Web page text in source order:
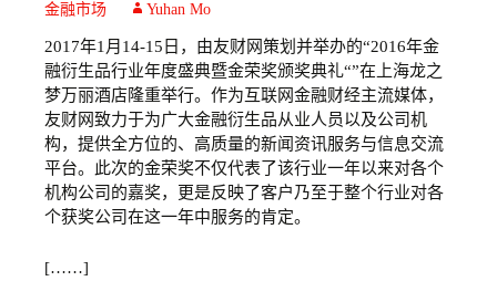
金融市场
Yuhan Mo
2017年1月14-15日，由友财网策划并举办的“2016年金
融衍生品行业年度盛典暨金荣奖颁奖典礼“”在上海龙之
梦万丽酒店隆重举行。作为互联网金融财经主流媒体，
友财网致力于为广大金融衍生品从业人员以及公司机
构，提供全方位的、高质量的新闻资讯服务与信息交流
平台。此次的金荣奖不仅代表了该行业一年以来对各个
机构公司的嘉奖，更是反映了客户乃至于整个行业对各
个获奖公司在这一年中服务的肯定。
[……]